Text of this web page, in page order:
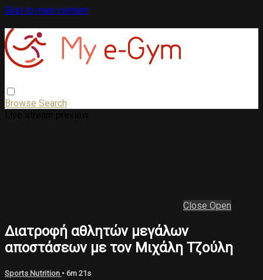
Skip to main content
Browse Search
Close Open
Διατροφή αθλητών μεγάλων
αποστάσεων με τον Μιχάλη Τζούλη
Sports Nutrition • 6m 21s